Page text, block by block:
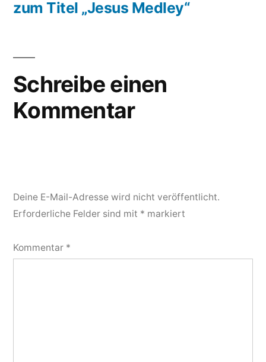
zum Titel „Jesus Medley“
Schreibe einen
Kommentar
Deine E-Mail-Adresse wird nicht veröffentlicht.
Erforderliche Felder sind mit * markiert
Kommentar *